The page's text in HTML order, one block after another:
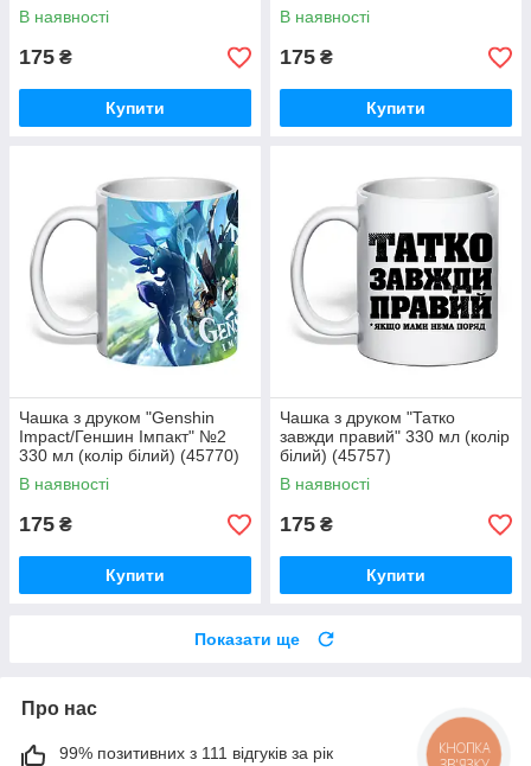
В наявності
175 ₴
Купити
В наявності
175 ₴
Купити
Чашка з друком "Genshin
Impact/Геншин Імпакт" №2
330 мл (колір білий) (45770)
В наявності
175 ₴
Купити
Чашка з друком "Татко
завжди правий" 330 мл (колір
білий) (45757)
В наявності
175 ₴
Купити
Показати ще
Про нас
99% позитивних з 111 відгуків за рік
КНОПКА